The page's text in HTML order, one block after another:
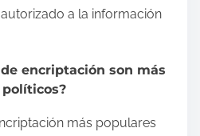
a la información
encriptación son más
más populares